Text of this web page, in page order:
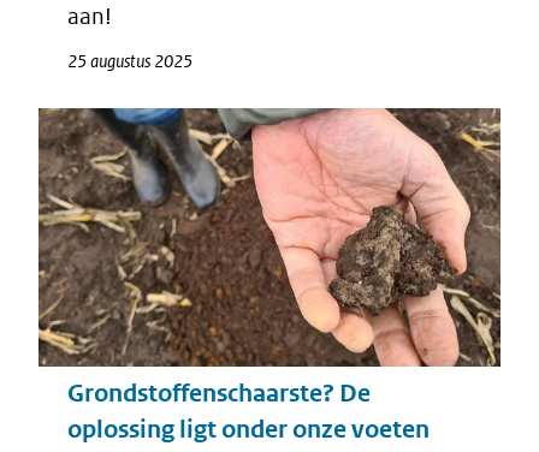
aan!
25 augustus 2025
Grondstoffenschaarste? De
oplossing ligt onder onze voeten